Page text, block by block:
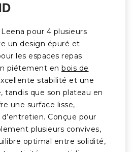
pour 4 plusieurs
un design épuré et
les espaces repas
piétement en bois de
stabilité et une
tandis que son plateau en
une surface lisse,
Conçue pour
plusieurs convives,
optimal entre solidité,